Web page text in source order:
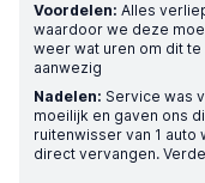
Voordelen: Alles
waardoor we deze
weer wat uren om dit
aanwezig
Nadelen: Service was
moeilijk en gaven ons
ruitenwisser van 1
direct vervangen.